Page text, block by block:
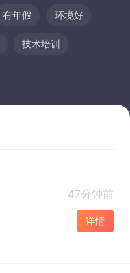
有年假 环境好
技术培训
47分钟前
详情